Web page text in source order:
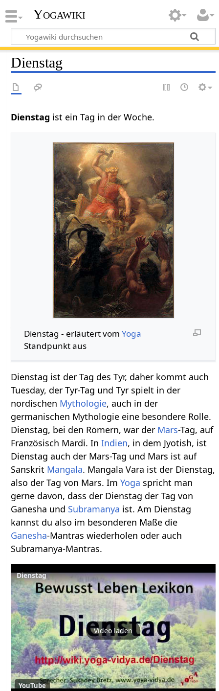
Yogawiki
Dienstag
ist ein Tag in der Woche.
Dienstag‏‎ - erläutert vom Yoga
Standpunkt aus
Dienstag ist der Tag des Tyr, daher kommt auch
Tuesday, der Tyr-Tag und Tyr spielt in der
nordischen Mythologie, auch in der
germanischen Mythologie eine besondere Rolle.
Dienstag, bei den Römern, war der Mars-Tag, auf
Französisch Mardi. InIndien, in dem Jyotish, ist
Dienstag auch der Mars-Tag und Mars ist auf
Sanskrit Mangala. Mangala Vara ist der Dienstag,
also der Tag von Mars. ImYoga spricht man
gerne davon, dass der Dienstag der Tag von
Ganesha und Subramanya ist. Am Dienstag
kannst du also im besonderen Maße die
Ganesha-Mantras wiederholen oder auch
Subramanya-Mantras.
Dienstag‏‎
Video laden
YouTube